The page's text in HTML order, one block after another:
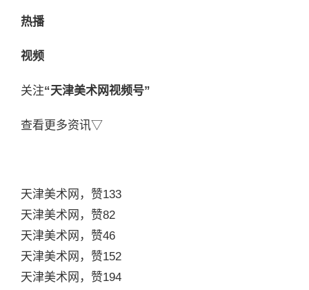
热播
视频
关注“天津美术网视频号”
查看更多资讯▽
天津美术网，赞133
天津美术网，赞82
天津美术网，赞46
天津美术网，赞152
天津美术网，赞194